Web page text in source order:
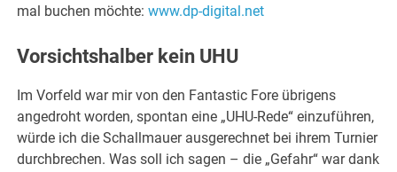
mal buchen möchte:www.dp-digital.net
Vorsichtshalber kein UHU
Im Vorfeld war mir von den Fantastic Fore übrigens
angedroht worden, spontan eine „UHU-Rede“ einzuführen,
würde ich die Schallmauer ausgerechnet bei ihrem Turnier
durchbrechen. Was soll ich sagen – die „Gefahr“ war dank